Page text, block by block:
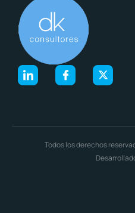
Todos los derechos